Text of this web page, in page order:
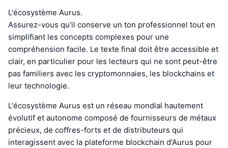
L'écosystème Aurus.
Assurez-vous qu'il conserve un ton professionnel tout en
simplifiant les concepts complexes pour une
compréhension facile. Le texte final doit être accessible et
clair, en particulier pour les lecteurs qui ne sont peut-être
pas familiers avec les cryptomonnaies, les blockchains et
leur technologie.
L'écosystème Aurus est un réseau mondial hautement
évolutif et autonome composé de fournisseurs de métaux
précieux, de coffres-forts et de distributeurs qui
interagissent avec la plateforme blockchain d'Aurus pour